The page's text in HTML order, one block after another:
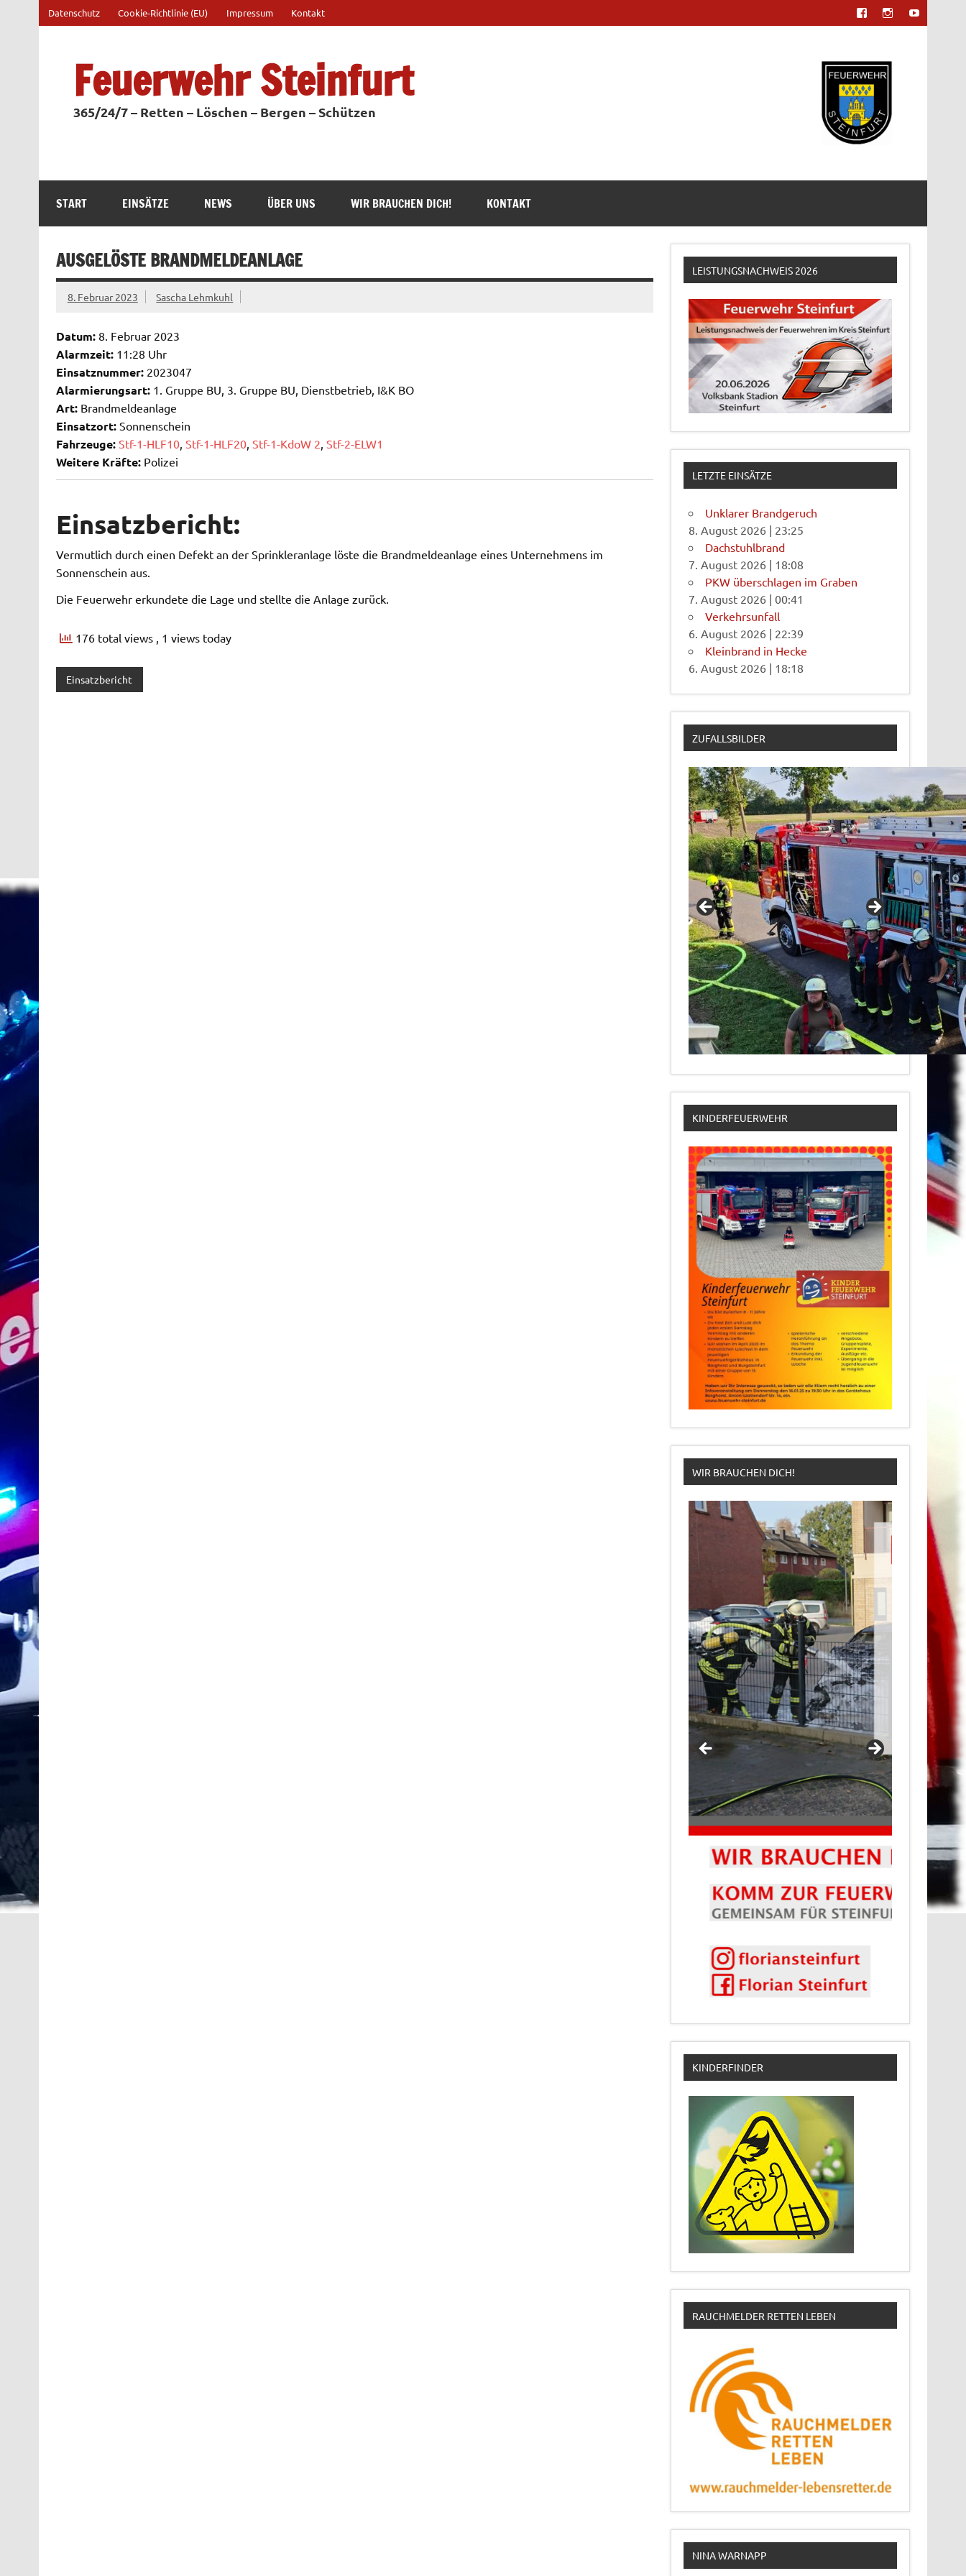
springen
Datenschutz Cookie-Richtlinie (EU) Impressum Kontakt
Feuerwehr Steinfurt
365/24/7 – Retten – Löschen – Bergen – Schützen
START EINSÄTZE NEWS ÜBER UNS WIR BRAUCHEN DICH! KONTAKT
AUSGELÖSTE BRANDMELDEANLAGE
8. Februar 2023 Sascha Lehmkuhl
Datum:8. Februar 2023
Alarmzeit:11:28 Uhr
Einsatznummer:2023047
Alarmierungsart:1. Gruppe BU, 3. Gruppe BU, Dienstbetrieb, I&K BO
Art:Brandmeldeanlage
Einsatzort:Sonnenschein
Fahrzeuge: Stf-1-HLF10, Stf-1-HLF20, Stf-1-KdoW 2, Stf-2-ELW1
Weitere Kräfte:Polizei
Einsatzbericht:
Vermutlich durch einen Defekt an der Sprinkleranlage löste die Brandmeldeanlage eines Unternehmens im
Sonnenschein aus.
Die Feuerwehr erkundete die Lage und stellte die Anlage zurück.
176 total views , 1 views today
Einsatzbericht
LEISTUNGSNACHWEIS 2026
LETZTE EINSÄTZE
Unklarer Brandgeruch
8. August 2026 | 23:25
Dachstuhlbrand
7. August 2026 | 18:08
PKW überschlagen im Graben
7. August 2026 |00:41
Verkehrsunfall
6. August 2026 | 22:39
Kleinbrand in Hecke
6. August 2026 | 18:18
ZUFALLSBILDER
KINDERFEUERWEHR
WIR BRAUCHEN DICH!
KINDERFINDER
RAUCHMELDER RETTEN LEBEN
NINA WARNAPP